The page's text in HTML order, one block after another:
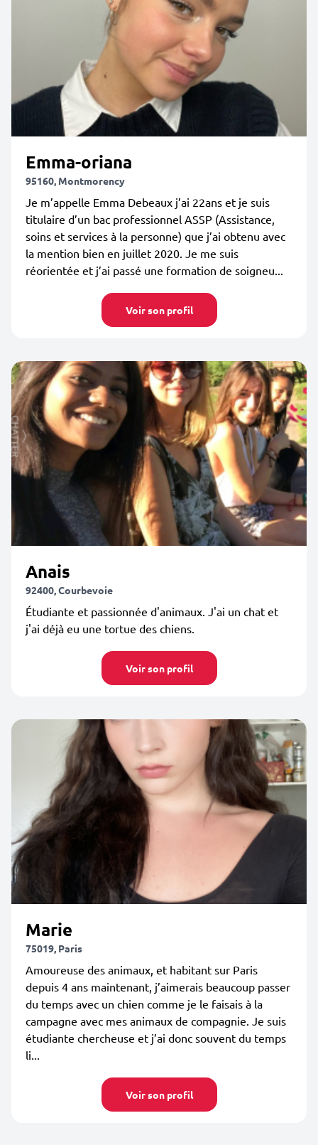
Emma-oriana
95160, Montmorency
Je m’appelle Emma Debeaux j’ai 22ans et je suis
titulaire d’un bac professionnel ASSP (Assistance,
soins et services à la personne) que j’ai obtenu avec
la mention bien en juillet 2020. Je me suis
réorientée et j’ai passé une formation de soigneu...
Voir son profil
Anais
92400, Courbevoie
Étudiante et passionnée d'animaux. J'ai un chat et
j'ai déjà eu une tortue des chiens.
Voir son profil
Marie
75019, Paris
Amoureuse des animaux, et habitant sur Paris
depuis 4 ans maintenant, j’aimerais beaucoup passer
du temps avec un chien comme je le faisais à la
campagne avec mes animaux de compagnie. Je suis
étudiante chercheuse et j’ai donc souvent du temps
li...
Voir son profil